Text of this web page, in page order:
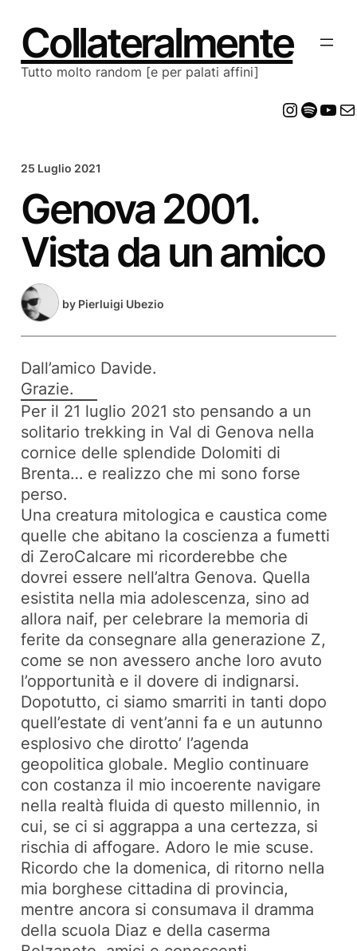
contenuto
Collateralmente
Tutto molto random [e per palati affini]
25 Luglio 2021
Genova 2001.
Vista da un amico
by Pierluigi Ubezio
Dall’amico Davide.
Grazie.
Per il 21 luglio 2021 sto pensando a un
solitario trekking in Val di Genova nella
cornice delle splendide Dolomiti di
Brenta… e realizzo che mi sono forse
perso.
Una creatura mitologica e caustica come
quelle che abitano la coscienza a fumetti
di ZeroCalcare mi ricorderebbe che
dovrei essere nell’altra Genova. Quella
esistita nella mia adolescenza, sino ad
allora naif, per celebrare la memoria di
ferite da consegnare alla generazione Z,
come se non avessero anche loro avuto
l’opportunità e il dovere di indignarsi.
Dopotutto, ci siamo smarriti in tanti dopo
quell’estate di vent’anni fa e un autunno
esplosivo che dirotto’ l’agenda
geopolitica globale. Meglio continuare
con costanza il mio incoerente navigare
nella realtà fluida di questo millennio, in
cui, se ci si aggrappa a una certezza, si
rischia di affogare. Adoro le mie scuse.
Ricordo che la domenica, di ritorno nella
mia borghese cittadina di provincia,
mentre ancora si consumava il dramma
della scuola Diaz e della caserma